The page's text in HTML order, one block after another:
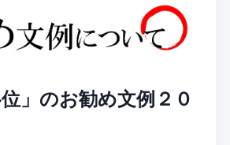
位」のお勧め文例２０